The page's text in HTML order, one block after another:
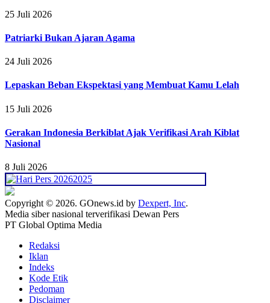
25 Juli 2026
Patriarki Bukan Ajaran Agama
24 Juli 2026
Lepaskan Beban Ekspektasi yang Membuat Kamu Lelah
15 Juli 2026
Gerakan Indonesia Berkiblat Ajak Verifikasi Arah Kiblat
Nasional
8 Juli 2026
Copyright © 2026. GOnews.id by Dexpert, Inc.
Media siber nasional terverifikasi Dewan Pers
PT Global Optima Media
Redaksi
Iklan
Indeks
Kode Etik
Pedoman
Disclaimer